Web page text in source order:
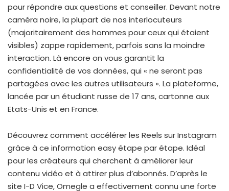
pour répondre aux questions et conseiller. Devant notre
caméra noire, la plupart de nos interlocuteurs
(majoritairement des hommes pour ceux qui étaient
visibles) zappe rapidement, parfois sans la moindre
interaction. Là encore on vous garantit la
confidentialité de vos données, qui « ne seront pas
partagées avec les autres utilisateurs ». La plateforme,
lancée par un étudiant russe de 17 ans, cartonne aux
Etats-Unis et en France.
Découvrez comment accélérer les Reels sur Instagram
grâce à ce information easy étape par étape. Idéal
pour les créateurs qui cherchent à améliorer leur
contenu vidéo et à attirer plus d’abonnés. D’après le
site I-D Vice, Omegle a effectivement connu une forte